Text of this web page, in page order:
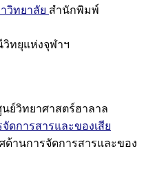
วิทยาลัย สำนักพิมพ์
วิทยุแห่งจุฬาฯ
ย์วิทยาศาสตร์ฮาลาล
ดการสารและของเสีย
ด้านการจัดการสารและของ